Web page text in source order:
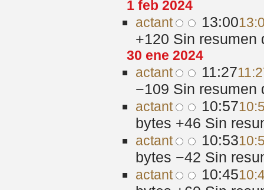
1 feb 2024
actant 13:00
+120 Sin resumen
30 ene 2024
actant 11:27
−109 Sin resumen
actant 10:57
bytes +46 Sin
actant 10:53
bytes −42 Sin
actant 10:45